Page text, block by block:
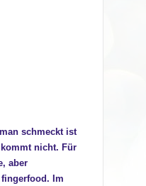
schmeckt ist
nicht. Für
aber
Im